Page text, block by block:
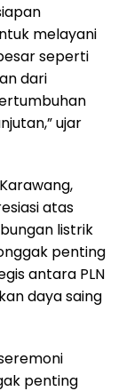
melayani
seperti
dari
ujar
atas
listrik
penting
antara PLN
daya saing
penting